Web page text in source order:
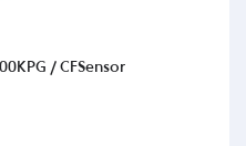
/ CFSensor